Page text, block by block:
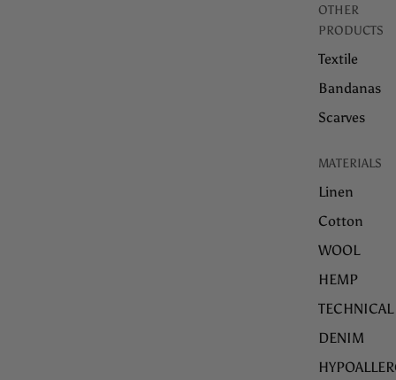
OTHER
PRODUCTS
Textile
Bandanas
Scarves
MATERIALS
Linen
Cotton
WOOL
HEMP
TECHNICAL
DENIM